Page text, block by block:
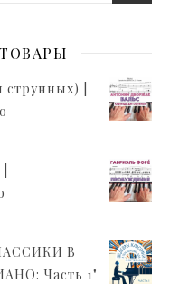
|
В
Часть 1"